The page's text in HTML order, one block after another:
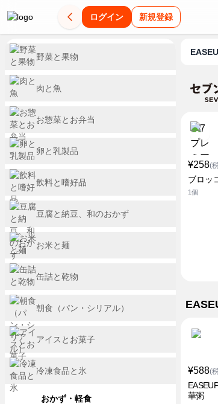
ログイン 新規登録
¥258(
ブロッ
1個
¥588(
華粥
野菜と果物
肉と魚
お惣菜とお弁当
卵と乳製品
飲料と嗜好品
豆腐と納豆、和のおかず
お米と麺
缶詰と乾物
朝食（パン・シリアル）
アイスとお菓子
冷凍食品と氷
おかず・軽食